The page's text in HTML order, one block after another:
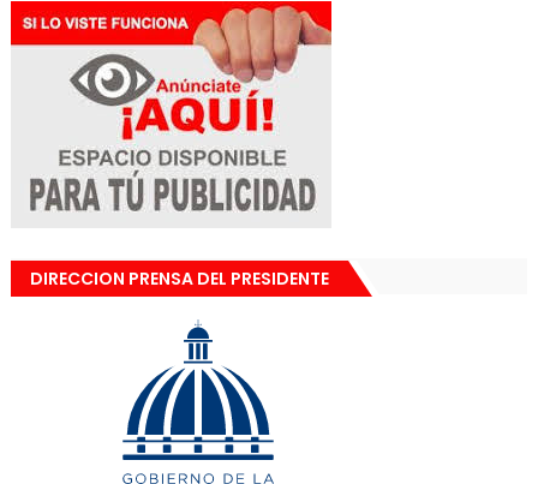
DIRECCION PRENSA DEL PRESIDENTE